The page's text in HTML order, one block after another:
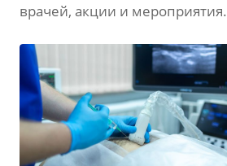
врачей, акции и мероприятия.